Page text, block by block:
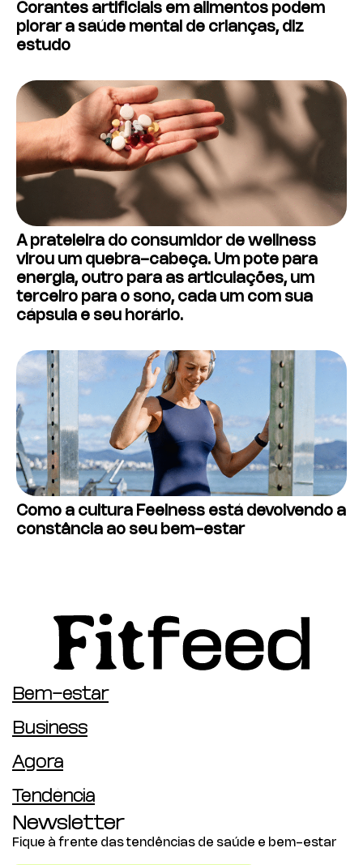
Corantes artificiais em alimentos podem
piorar a saúde mental de crianças, diz
estudo
A prateleira do consumidor de wellness
virou um quebra-cabeça. Um pote para
energia, outro para as articulações, um
terceiro para o sono, cada um com sua
cápsula e seu horário.
Como a cultura Feelness está devolvendo a
constância ao seu bem-estar
Bem-estar
Business
Agora
Tendência
Newsletter
Fique à frente das tendências de saúde e bem-estar